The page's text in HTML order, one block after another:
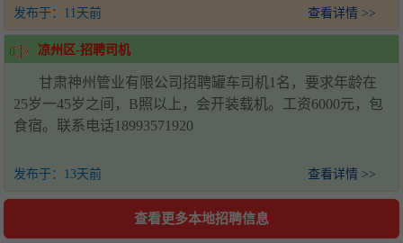
发布于： 11天前 查看详情 >>
凉州区-招聘司机
甘肃神州管业有限公司招聘罐车司机1名，要求年龄在
25岁一45岁之间，B照以上，会开装载机。工资6000元，包
食宿。联系电话18993571920
发布于： 13天前 查看详情 >>
查看更多本地招聘信息